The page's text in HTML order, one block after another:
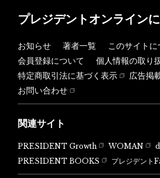
プレジデントオンライン
お知らせ 著者一覧
このサイトに
会員登録について
個人情報の取り
特定商取引法に基づく表示
広告掲
お問い合わせ
関連サイト
PRESIDENT Growth WOMAN
PRESIDENT BOOKS
プレジデン